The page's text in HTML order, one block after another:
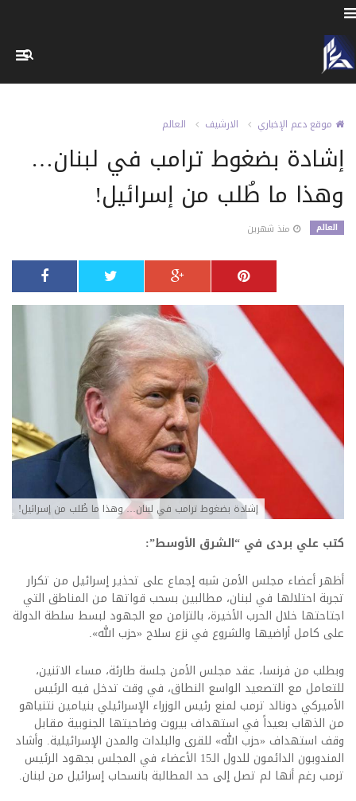
موقع دعم الإخباري الارشيف العالم
إشادة بضغوط ترامب في لبنان…
وهذا ما طُلب من إسرائيل!
العالم منذ شهرين
إشادة بضغوط ترامب في لبنان… وهذا ما طُلب من إسرائيل!
كتب علي بردى في “الشرق الأوسط”:
أظهر أعضاء مجلس الأمن شبه إجماع على تحذير إسرائيل من تكرار
تجربة احتلالها في لبنان، مطالبين بسحب قواتها من المناطق التي
اجتاحتها خلال الحرب الأخيرة، بالتزامن مع الجهود لبسط سلطة الدولة
على كامل أراضيها والشروع في نزع سلاح «حزب الله».
وبطلب من فرنسا، عقد مجلس الأمن جلسة طارئة، مساء الاثنين،
للتعامل مع التصعيد الواسع النطاق، في وقت تدخل فيه الرئيس
الأميركي دونالد ترمب لمنع رئيس الوزراء الإسرائيلي بنيامين نتنياهو
من الذهاب بعيداً في استهداف بيروت وضاحيتها الجنوبية مقابل
وقف استهداف «حزب الله» للقرى والبلدات والمدن الإسرائيلية. وأشاد
المندوبون الدائمون للدول الـ15 الأعضاء في المجلس بجهود الرئيس
ترمب رغم أنها لم تصل إلى حد المطالبة بانسحاب إسرائيل من لبنان.